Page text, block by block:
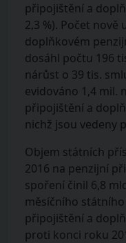
připojištění a
2,3 %). Počet nově
doplňkovém
dosáhl počtu 196
nárůst o 39 tis.
evidováno 1,4 mil.
připojištění a
nichž jsou vedeny
Objem státních
2016 na penzijní
spoření činil 6,8
měsíčního
připojištění a
proti konci roku